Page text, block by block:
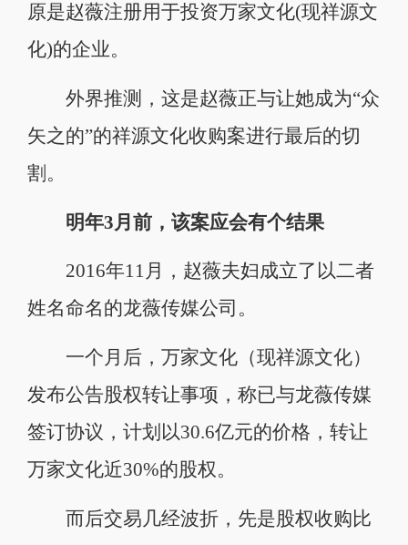
原是赵薇注册用于投资万家文化(现祥源文
化)的企业。
外界推测，这是赵薇正与让她成为“众
矢之的”的祥源文化收购案进行最后的切
割。
明年3月前，该案应会有个结果
2016年11月，赵薇夫妇成立了以二者
姓名命名的龙薇传媒公司。
一个月后，万家文化（现祥源文化）
发布公告股权转让事项，称已与龙薇传媒
签订协议，计划以30.6亿元的价格，转让
万家文化近30%的股权。
而后交易几经波折，先是股权收购比